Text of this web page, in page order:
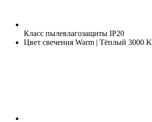
Класс пылевлагозащиты IP20
Цвет свечения Warm | Тёплый 3000 K